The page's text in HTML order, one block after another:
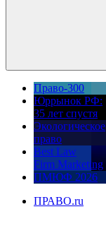
Право-300
Юррынок РФ:
35 лет спустя
Экологическое
право
Best Law
Firm Marketing
ПМЮФ 2026
ПРАВО.ru